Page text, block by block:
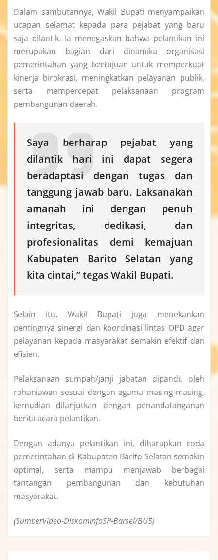
Dalam sambutannya, Wakil Bupati menyampaikan
ucapan selamat kepada para pejabat yang baru
saja dilantik. Ia menegaskan bahwa pelantikan ini
merupakan bagian dari dinamika organisasi
pemerintahan yang bertujuan untuk memperkuat
kinerja birokrasi, meningkatkan pelayanan publik,
serta mempercepat pelaksanaan program
pembangunan daerah.
Saya berharap pejabat yang
dilantik hari ini dapat segera
beradaptasi dengan tugas dan
tanggung jawab baru. Laksanakan
amanah ini dengan penuh
integritas, dedikasi, dan
profesionalitas demi kemajuan
Kabupaten Barito Selatan yang
kita cintai,” tegas Wakil Bupati.
Selain itu, Wakil Bupati juga menekankan
pentingnya sinergi dan koordinasi lintas OPD agar
pelayanan kepada masyarakat semakin efektif dan
efisien.
Pelaksanaan sumpah/janji jabatan dipandu oleh
rohaniawan sesuai dengan agama masing-masing,
kemudian dilanjutkan dengan penandatanganan
berita acara pelantikan.
Dengan adanya pelantikan ini, diharapkan roda
pemerintahan di Kabupaten Barito Selatan semakin
optimal, serta mampu menjawab berbagai
tantangan pembangunan dan kebutuhan
masyarakat.
(SumberVideo-DiskominfoSP-Barsel/BU5)